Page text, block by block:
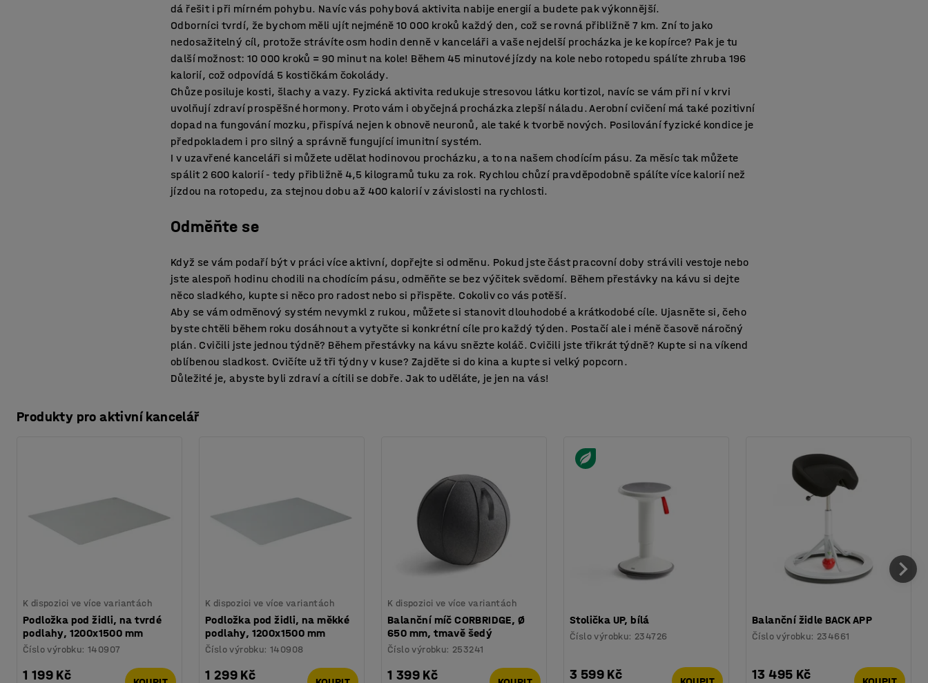
dá řešit i při mírném pohybu. Navíc vás pohybová aktivita nabije energií a budete pak výkonnější.
Odborníci tvrdí, že bychom měli ujít nejméně 10 000 kroků každý den, což se rovná přibližně 7 km. Zní to jako
nedosažitelný cíl, protože strávíte osm hodin denně v kanceláři a vaše nejdelší procházka je ke kopírce? Pak je tu
další možnost: 10 000 kroků = 90 minut na kole! Během 45 minutové jízdy na kole nebo rotopedu spálíte zhruba 196
kalorií, což odpovídá 5 kostičkám čokolády.
Chůze posiluje kosti, šlachy a vazy. Fyzická aktivita redukuje stresovou látku kortizol, navíc se vám při ní v krvi
uvolňují zdraví prospěšné hormony. Proto vám i obyčejná procházka zlepší náladu. Aerobní cvičení má také pozitivní
dopad na fungování mozku, přispívá nejen k obnově neuronů, ale také k tvorbě nových. Posilování fyzické kondice je
předpokladem i pro silný a správně fungující imunitní systém.
I v uzavřené kanceláři si můžete udělat hodinovou procházku, a to na našem chodícím pásu. Za měsíc tak můžete
spálit 2 600 kalorií - tedy přibližně 4,5 kilogramů tuku za rok. Rychlou chůzí pravděpodobně spálíte více kalorií než
jízdou na rotopedu, za stejnou dobu až 400 kalorií v závislosti na rychlosti.
Odměňte se
Když se vám podaří být v práci více aktivní, dopřejte si odměnu. Pokud jste část pracovní doby strávili vestoje nebo
jste alespoň hodinu chodili na chodícím pásu, odměňte se bez výčitek svědomí. Během přestávky na kávu si dejte
něco sladkého, kupte si něco pro radost nebo si přispěte. Cokoliv co vás potěší.
Aby se vám odměnový systém nevymkl z rukou, můžete si stanovit dlouhodobé a krátkodobé cíle. Ujasněte si, čeho
byste chtěli během roku dosáhnout a vytyčte si konkrétní cíle pro každý týden. Postačí ale i méně časově náročný
plán. Cvičili jste jednou týdně? Během přestávky na kávu snězte koláč. Cvičili jste třikrát týdně? Kupte si na víkend
oblíbenou sladkost. Cvičíte už tři týdny v kuse? Zajděte si do kina a kupte si velký popcorn.
Důležité je, abyste byli zdraví a cítili se dobře. Jak to uděláte, je jen na vás!
Produkty pro aktivní kancelář
K dispozici ve více variantách
Podložka pod židli, na tvrdé
podlahy, 1200x1500 mm
Číslo výrobku:140907
1 199 Kč
K dispozici ve více variantách
Podložka pod židli, na měkké
podlahy, 1200x1500 mm
Číslo výrobku:140908
1 299 Kč
K dispozici ve více variantách
Balanční míč CORBRIDGE, Ø
650 mm, tmavě šedý
Číslo výrobku: 253241
1 399 Kč
Stolička UP, bílá
Číslo výrobku: 234726
3 599 Kč
Balanční židle BACK APP
Číslo výrobku: 234661
13 495 Kč